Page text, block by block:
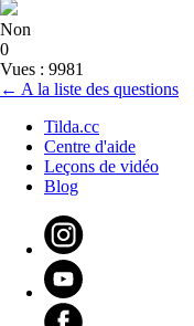
Non
0
Vues : 9981
← A la liste des questions
Tilda.cc
Centre d'aide
Leçons de vidéo
Blog